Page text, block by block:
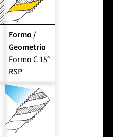
Forma /
Geometria
Forma C 15°
RSP